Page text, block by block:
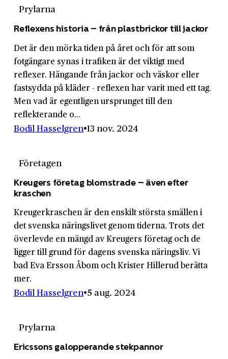
Prylarna
Reflexens historia – från plastbrickor till jackor
Det är den mörka tiden på året och för att som
fotgängare synas i trafiken är det viktigt med
reflexer. Hängande från jackor och väskor eller
fastsydda på kläder - reflexen har varit med ett tag.
Men vad är egentligen ursprunget till den
reflekterande o...
Bodil Hasselgren 13 nov. 2024
Företagen
Kreugers företag blomstrade – även efter
kraschen
Kreugerkraschen är den enskilt största smällen i
det svenska närings­livet genom tiderna. Trots det
överlevde en mängd av Kreugers företag och de
ligger till grund för dagens svenska näringsliv. Vi
bad Eva Ersson Åbom och Krister Hillerud berätta
mer.
Bodil Hasselgren 5 aug. 2024
Prylarna
Ericssons galopperande stekpannor